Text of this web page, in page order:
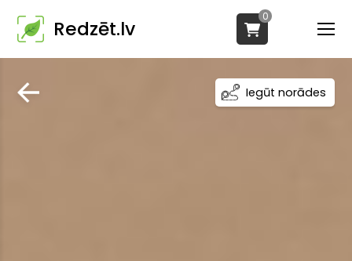
Redzēt.lv
0
Iegūt norādes